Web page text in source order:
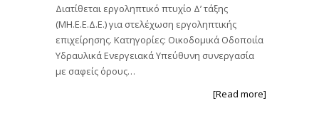
Διατίθεται εργοληπτικό πτυχίο Δ’ τάξης
(ΜΗ.Ε.Ε.Δ.Ε.) για στελέχωση εργοληπτικής
επιχείρησης. Κατηγορίες: Οικοδομικά Οδοποιία
Υδραυλικά Ενεργειακά Υπεύθυνη συνεργασία
με σαφείς όρους…
[Read more]